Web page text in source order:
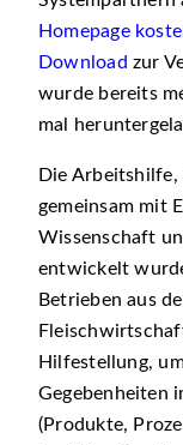
Homepage
Download zur
wurde bereits
mal
Die Arbeitshilfe,
gemeinsam mit
Wissenschaft
entwickelt
Betrieben aus
Hilfestellung,
Gegebenheiten
(Produkte,